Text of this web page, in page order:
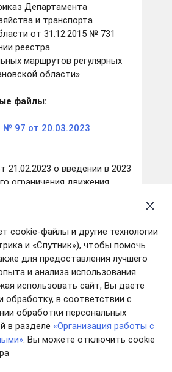
cookie-файлы и другие технологии
и «Спутник»), чтобы помочь
для предоставления лучшего
и анализа использования
использовать сайт, Вы даете
обработку, в соответствии с
обработки персональных
в разделе «Организация работы с
. Вы можете отключить cookie
Департамента
и транспорта
от 31.12.2015 № 731
реестра
маршрутов регулярных
области»
файлы:
№ 97 от 20.03.2023
21.02.2023 о введении в 2023
ограничения движения
файлы:
№ 69 от 21.02.2023
12.12.2022 «О внесении
Департамента
и транспорта